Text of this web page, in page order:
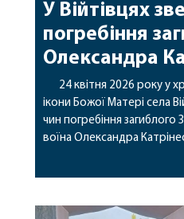
У Війтівцях
погребіння
Олександра
24 квітня 2026 року у
ікони Божої Матері села
чин погребіння загиблого
воїна Олександра
Васильович загинув 22
виконання обов’язків